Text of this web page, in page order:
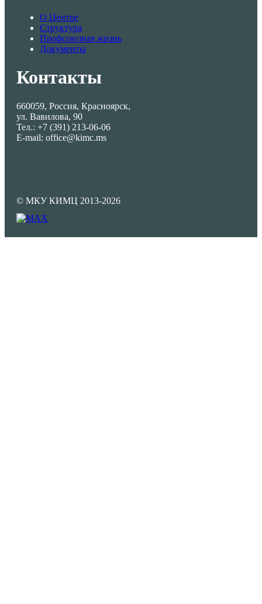
О Центре
Структура
Профсоюзная жизнь
Документы
Контакты
660059, Россия, Красноярск,
ул. Вавилова, 90
Тел.: +7 (391) 213-06-06
E-mail: office@kimc.ms
© МКУ КИМЦ 2013-2026